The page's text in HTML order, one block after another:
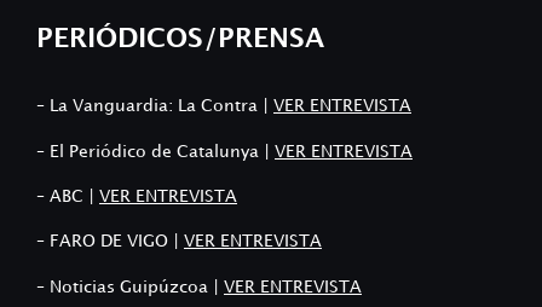
PERIÓDICOS/PRENSA
– La Vanguardia: La Contra | VER ENTREVISTA
– El Periódico de Catalunya | VER ENTREVISTA
– ABC | VER ENTREVISTA
– FARO DE VIGO | VER ENTREVISTA
– Noticias Guipúzcoa | VER ENTREVISTA